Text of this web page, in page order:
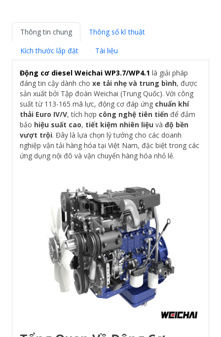
Thông tin chung
Thông số kĩ thuật
Kích thước lắp đặt
Tài liệu
Động cơ diesel Weichai WP3.7/WP4.1 là giải pháp
đáng tin cậy dành cho xe tải nhẹ và trung bình, được
sản xuất bởi Tập đoàn Weichai (Trung Quốc). Với công
suất từ 113-165 mã lực, động cơ đáp ứng chuẩn khí
thải Euro IV/V, tích hợp công nghệ tiên tiến để đảm
bảo hiệu suất cao, tiết kiệm nhiên liệu và độ bền
vượt trội. Đây là lựa chọn lý tưởng cho các doanh
nghiệp vận tải hàng hóa tại Việt Nam, đặc biệt trong các
ứng dụng nội đô và vận chuyển hàng hóa nhỏ lẻ.